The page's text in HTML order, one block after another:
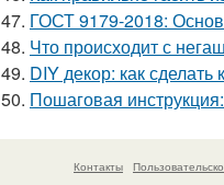
47. ГОСТ 9179-2018:
48. Что происходит с
49. DIY декор: как
50. Пошаговая
Контакты